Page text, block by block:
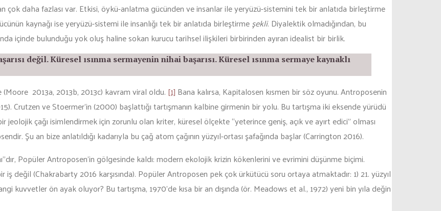
çok daha fazlası var. Etkisi, öykü-anlatma gücünden ve insanlar ile yeryüzü-sistemini tek bir anlatıda birleştirme
kaynağı ise yeryüzü-sistemi ile insanlığı tek bir anlatıda birleştirmeşekli. Diyalektik olmadığından, bu
içinde bulunduğu yok oluş haline sokan kurucu tarihsel ilişkileri birbirinden ayıran idealist bir birlik.
değil. Küresel ısınma sermayenin nihai başarısı. Küresel ısınma sermaye kaynaklı
(Moore 2013a, 2013b, 2013c) kavram viral oldu. [1] Bana kalırsa, Kapitalosen kısmen bir söz oyunu. Antroposenin
Crutzen ve Stoermer’in (2000) başlattığı tartışmanın kalbine girmenin bir yolu. Bu tartışma iki eksende yürüdü
çağı isimlendirmek için zorunlu olan kriter, küresel ölçekte “yeterince geniş, açık ve ayırt edici” olması
Şu an bize anlatıldığı kadarıyla bu çağ atom çağının yüzyıl-ortası şafağında başlar (Carrington 2016).
Popüler Antroposen’in gölgesinde kaldı: modern ekolojik krizin kökenlerini ve evrimini düşünme biçimi.
değil (Chakrabarty 2016 karşısında). Popüler Antroposen pek çok ürkütücü soru ortaya atmaktadır: 1) 21. yüzyıl
kuvvetler ön ayak oluyor? Bu tartışma, 1970’de kısa bir an dışında (ör. Meadows et al., 1972) yeni bin yıla değin